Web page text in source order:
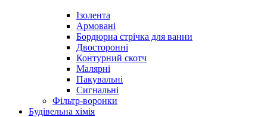
Ізолента
Армовані
Бордюрна стрічка для ванни
Двосторонні
Контурний скотч
Малярні
Пакувальні
Сигнальні
Фільтр-воронки
Будівельна хімія